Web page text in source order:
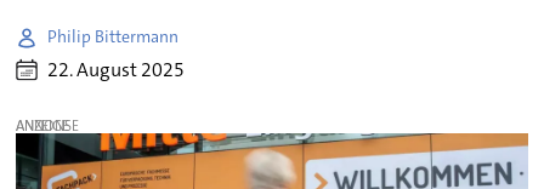
Philip Bittermann
22. August 2025
ANZEIGE